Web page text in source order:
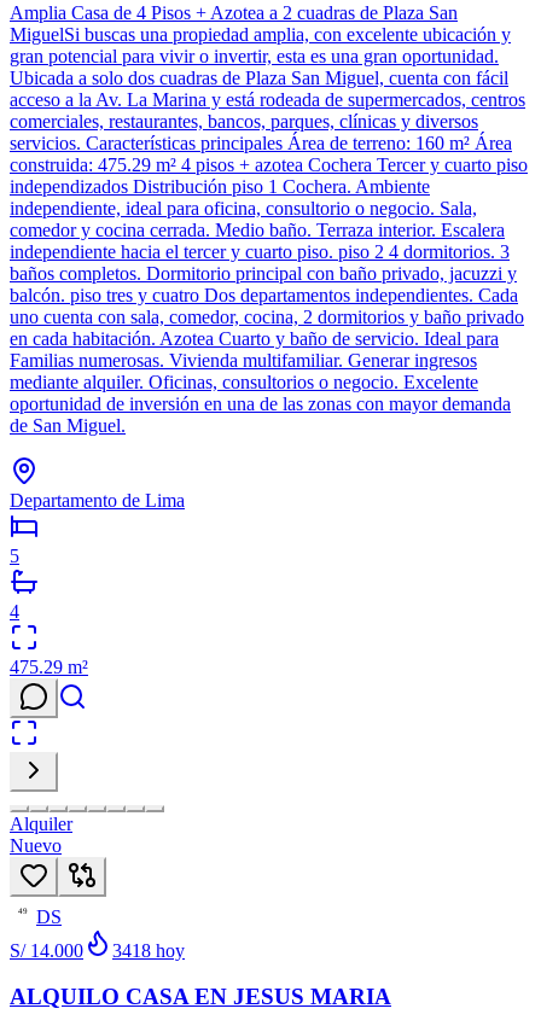
Amplia Casa de 4 Pisos + Azotea a 2 cuadras de Plaza San
MiguelSi buscas una propiedad amplia, con excelente ubicación y
gran potencial para vivir o invertir, esta es una gran oportunidad.
Ubicada a solo dos cuadras de Plaza San Miguel, cuenta con fácil
acceso a la Av. La Marina y está rodeada de supermercados, centros
comerciales, restaurantes, bancos, parques, clínicas y diversos
servicios. Características principales Área de terreno: 160 m² Área
construida: 475.29 m² 4 pisos + azotea Cochera Tercer y cuarto piso
independizados Distribución piso 1 Cochera. Ambiente
independiente, ideal para oficina, consultorio o negocio. Sala,
comedor y cocina cerrada. Medio baño. Terraza interior. Escalera
independiente hacia el tercer y cuarto piso. piso 2 4 dormitorios. 3
baños completos. Dormitorio principal con baño privado, jacuzzi y
balcón. piso tres y cuatro Dos departamentos independientes. Cada
uno cuenta con sala, comedor, cocina, 2 dormitorios y baño privado
en cada habitación. Azotea Cuarto y baño de servicio. Ideal para
Familias numerosas. Vivienda multifamiliar. Generar ingresos
mediante alquiler. Oficinas, consultorios o negocio. Excelente
oportunidad de inversión en una de las zonas con mayor demanda
de San Miguel.
Departamento de Lima
5
4
475.29 m²
Alquiler
Nuevo
49
DS
S/ 14.000
3418 hoy
ALQUILO CASA EN JESUS MARIA